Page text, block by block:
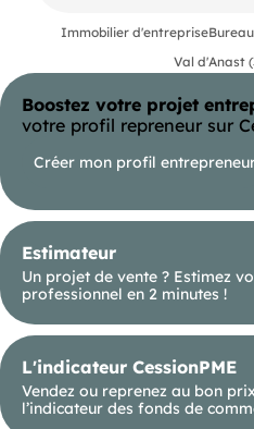
Immobilier d'entreprise
Val d'Anast
Boostez votre projet
votre profil repreneur sur
Créer mon profil
Estimateur
Un projet de vente ? Estimez
professionnel en 2 minutes !
L'indicateur CessionPME
Vendez ou reprenez au bon
l’indicateur des fonds de